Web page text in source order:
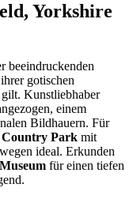
Yorkshire
beeindruckenden
gotischen
Kunstliebhaber
einem
Bildhauern. Für
Country Park mit
ideal. Erkunden
für einen tiefen